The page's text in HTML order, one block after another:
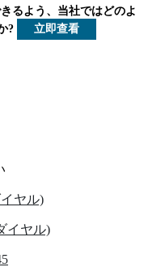
ズ
るよう、当社ではどのよ
?
立即查看
イヤル)
イヤル)